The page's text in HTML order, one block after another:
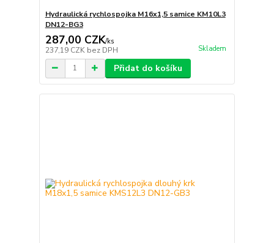
Hydraulická rychlospojka M16x1,5 samice KM10L3
DN12-BG3
287,00 CZK/ks
237,19 CZK bez DPH Skladem
Přidat do košíku